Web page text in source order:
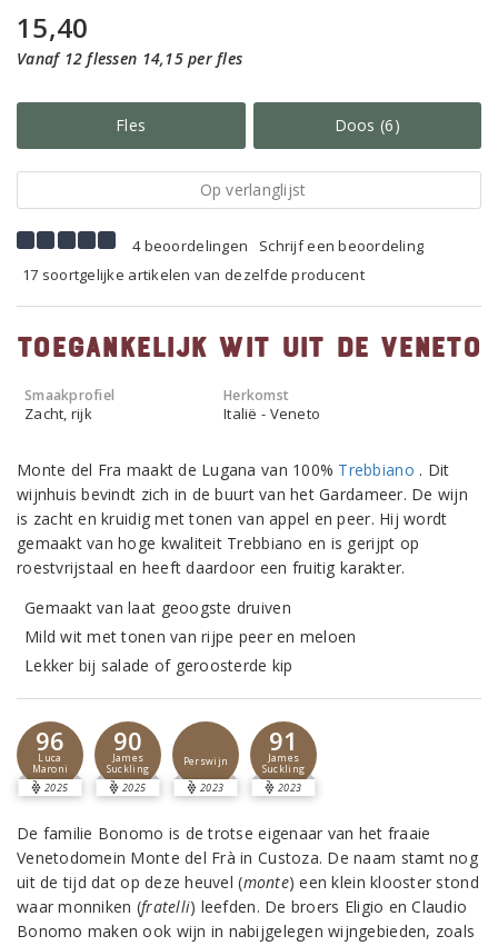
15,40
Vanaf 12 flessen 14,15 per fles
Fles Doos (6)
Op verlanglijst
4 beoordelingen
Schrijf een beoordeling
17 soortgelijke artikelen van dezelfde producent
Toegankelijk wit uit de Veneto
Smaakprofiel
Zacht, rijk
Herkomst
Italië - Veneto
Monte del Fra maakt de Lugana van 100% Trebbiano . Dit
wijnhuis bevindt zich in de buurt van het Gardameer. De wijn
is zacht en kruidig met tonen van appel en peer. Hij wordt
gemaakt van hoge kwaliteit Trebbiano en is gerijpt op
roestvrijstaal en heeft daardoor een fruitig karakter.
Gemaakt van laat geoogste druiven
Mild wit met tonen van rijpe peer en meloen
Lekker bij salade of geroosterde kip
96
Luca
Maroni
2025
90
James
Suckling
2025
Perswijn
2023
91
James
Suckling
2023
De familie Bonomo is de trotse eigenaar van het fraaie
Venetodomein Monte del Frà in Custoza. De naam stamt nog
uit de tijd dat op deze heuvel (monte) een klein klooster stond
waar monniken (fratelli) leefden. De broers Eligio en Claudio
Bonomo maken ook wijn in nabijgelegen wijngebieden, zoals